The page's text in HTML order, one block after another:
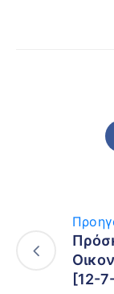
[12-